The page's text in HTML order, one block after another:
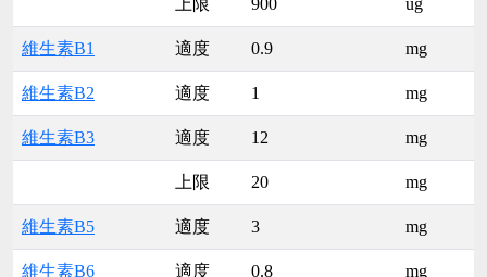
上限 900 ug
維生素B1 適度 0.9 mg
維生素B2 適度 1 mg
維生素B3 適度 12 mg
上限 20 mg
維生素B5 適度 3 mg
維生素B6 適度 0.8 mg